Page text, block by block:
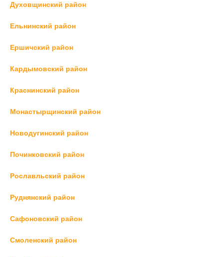
Духовщинский район
Ельнинский район
Ершичский район
Кардымовский район
Краснинский район
Монастырщинский район
Новодугинский район
Починковский район
Рославльский район
Руднянский район
Сафоновский район
Смоленский район